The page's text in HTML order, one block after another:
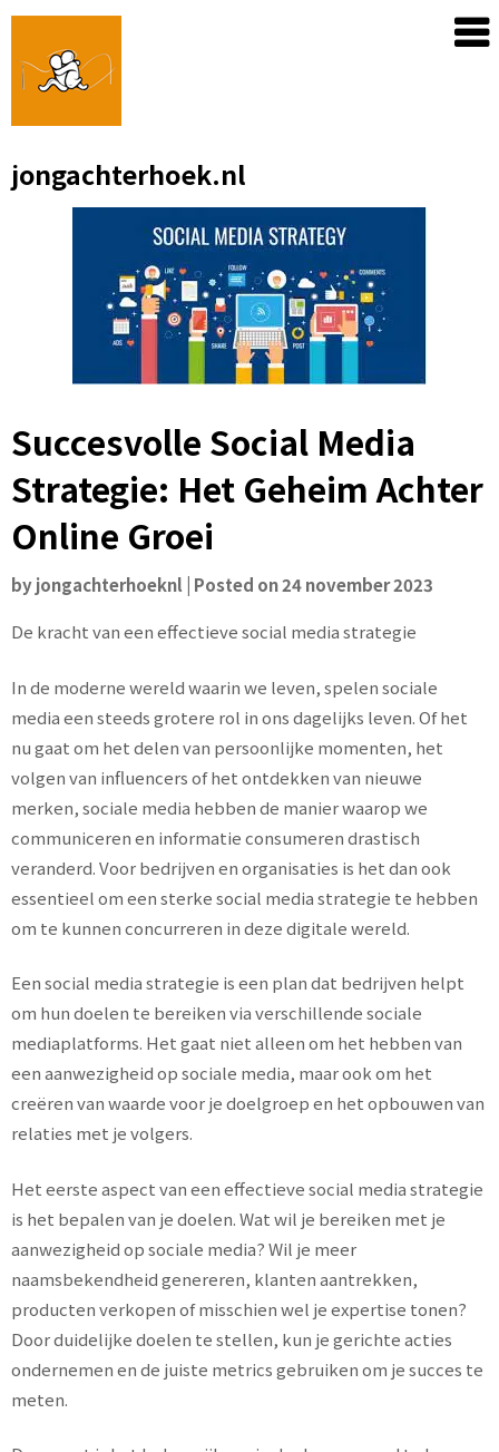
Skip
content
jongachterhoek.nl
Succesvolle Social Media
Strategie: Het Geheim Achter
Online Groei
byjongachterhoeknl Posted on24 november 2023
De kracht van een effectieve social media strategie
In de moderne wereld waarin we leven, spelen sociale
media een steeds grotere rol in ons dagelijks leven. Of het
nu gaat om het delen van persoonlijke momenten, het
volgen van influencers of het ontdekken van nieuwe
merken, sociale media hebben de manier waarop we
communiceren en informatie consumeren drastisch
veranderd. Voor bedrijven en organisaties is het dan ook
essentieel om een sterke social media strategie te hebben
om te kunnen concurreren in deze digitale wereld.
Een social media strategie is een plan dat bedrijven helpt
om hun doelen te bereiken via verschillende sociale
mediaplatforms. Het gaat niet alleen om het hebben van
een aanwezigheid op sociale media, maar ook om het
creëren van waarde voor je doelgroep en het opbouwen van
relaties met je volgers.
Het eerste aspect van een effectieve social media strategie
is het bepalen van je doelen. Wat wil je bereiken met je
aanwezigheid op sociale media? Wil je meer
naamsbekendheid genereren, klanten aantrekken,
producten verkopen of misschien wel je expertise tonen?
Door duidelijke doelen te stellen, kun je gerichte acties
ondernemen en de juiste metrics gebruiken om je succes te
meten.